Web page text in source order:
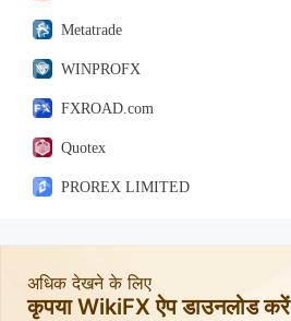
Metatrade
WINPROFX
FXROAD.com
Quotex
PROREX LIMITED
अधिक देखने के लिए
कृपया WikiFX ऐप डाउनलोड करें